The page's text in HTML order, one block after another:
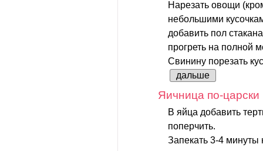
Нарезать овощи
небольшими
добавить пол
прогреть на полной
Свинину порезать
дальше
Яичница по-царски
В яйца добавить
поперчить.
Запекать 3-4